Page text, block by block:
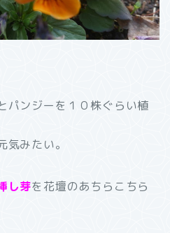
パンジーを１０株ぐらい植
みたい。
し芽を花壇のあちらこちら